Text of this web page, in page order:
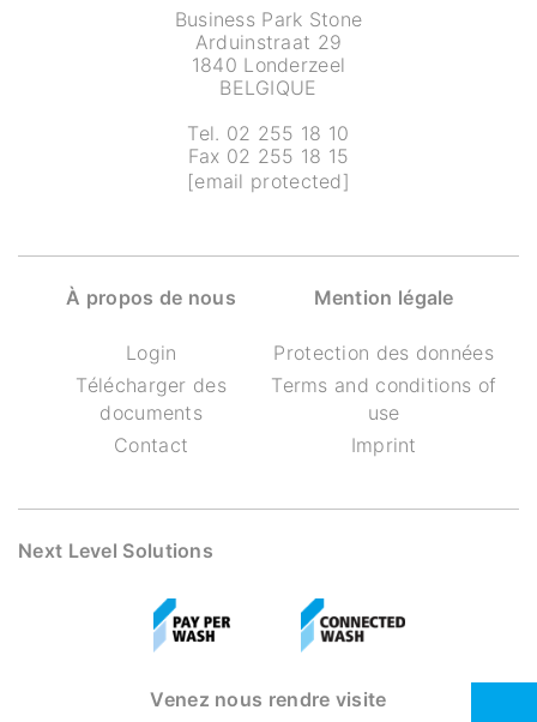
Business Park Stone
Arduinstraat 29
1840 Londerzeel
BELGIQUE
Tel. 02 255 18 10
Fax 02 255 18 15
[email protected]
À propos de nous
Login
Télécharger des
documents
Contact
Mention légale
Protection des données
Terms and conditions of
use
Imprint
Next Level Solutions
Venez nous rendre visite